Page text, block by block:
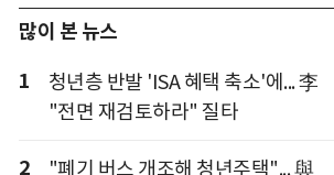
많이 본 뉴스
1
청년층 반발 'ISA 혜택 축소'에... 李
"전면 재검토하라" 질타
2
"폐기 버스 개조해 청년주택"... 與